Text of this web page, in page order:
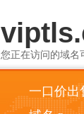
您正在访问的域名
一口价出